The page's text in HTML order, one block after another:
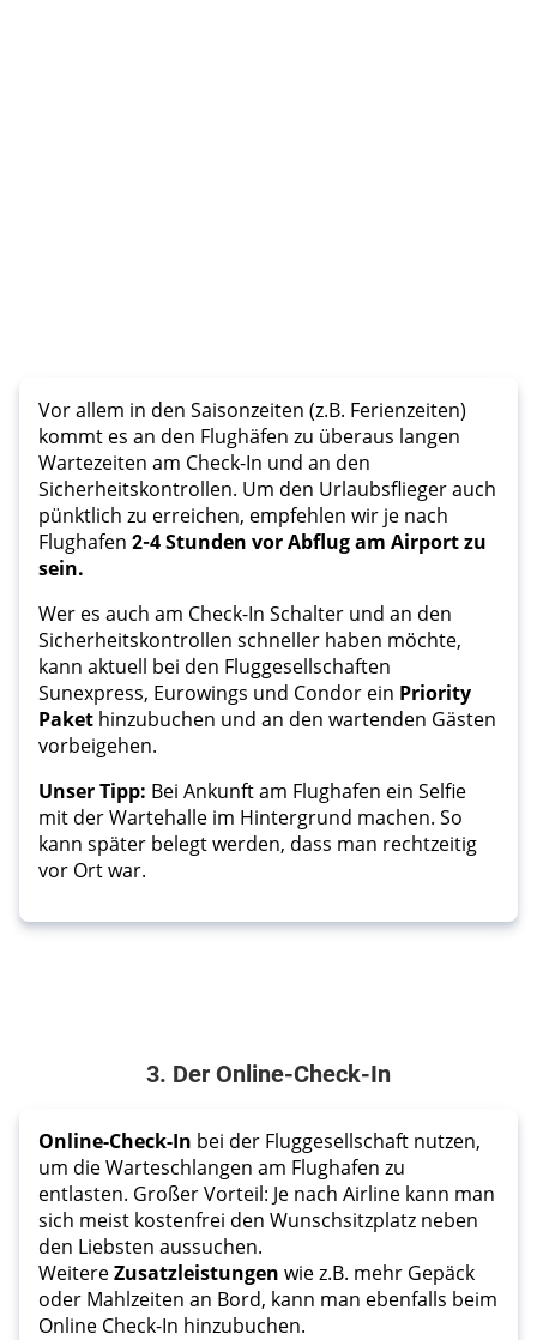
Vor allem in den Saisonzeiten (z.B. Ferienzeiten)
kommt es an den Flughäfen zu überaus langen
Wartezeiten am Check-In und an den
Sicherheitskontrollen. Um den Urlaubsflieger auch
pünktlich zu erreichen, empfehlen wir je nach
Flughafen 2-4 Stunden vor Abflug am Airport zu
sein.
Wer es auch am Check-In Schalter und an den
Sicherheitskontrollen schneller haben möchte,
kann aktuell bei den Fluggesellschaften
Sunexpress, Eurowings und Condor ein Priority
Paket hinzubuchen und an den wartenden Gästen
vorbeigehen.
Unser Tipp: Bei Ankunft am Flughafen ein Selfie
mit der Wartehalle im Hintergrund machen. So
kann später belegt werden, dass man rechtzeitig
vor Ort war.
3. Der Online-Check-In
Online-Check-In bei der Fluggesellschaft nutzen,
um die Warteschlangen am Flughafen zu
entlasten. Großer Vorteil: Je nach Airline kann man
sich meist kostenfrei den Wunschsitzplatz neben
den Liebsten aussuchen.
Weitere Zusatzleistungen wie z.B. mehr Gepäck
oder Mahlzeiten an Bord, kann man ebenfalls beim
Online Check-In hinzubuchen.